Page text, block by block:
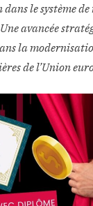
le système de
avancée
la
de l’Union